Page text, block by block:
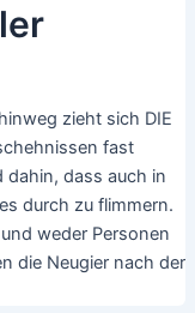
zieht sich DIE
fast
dahin, dass auch in
durch zu flimmern.
weder Personen
die Neugier nach der